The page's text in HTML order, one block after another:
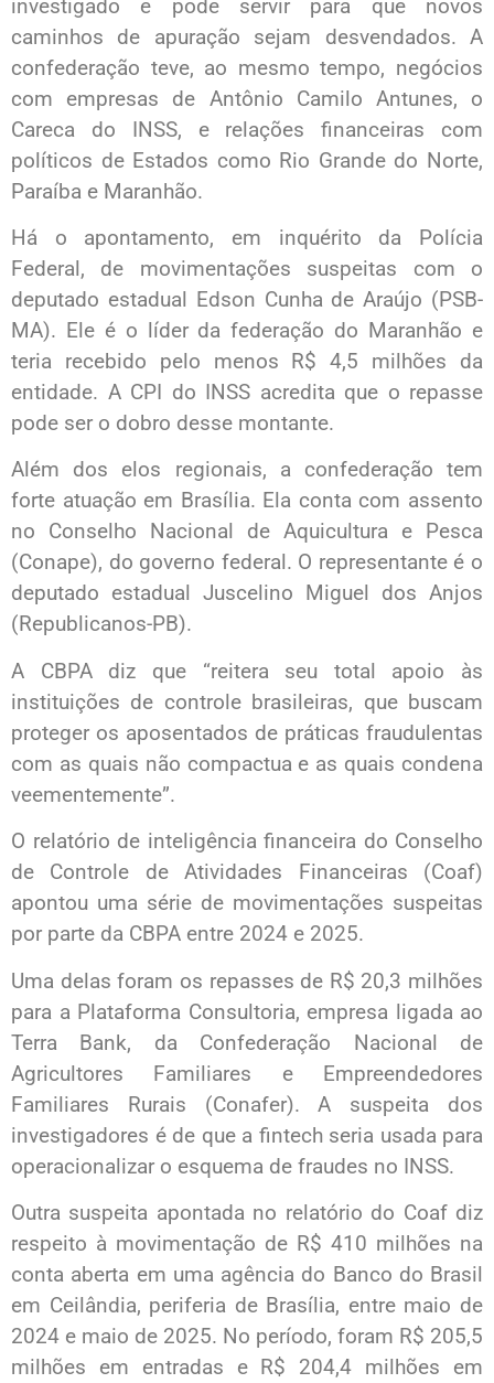
investigado e pode servir para que novos
caminhos de apuração sejam desvendados. A
confederação teve, ao mesmo tempo, negócios
com empresas de Antônio Camilo Antunes, o
Careca do INSS, e relações financeiras com
políticos de Estados como Rio Grande do Norte,
Paraíba e Maranhão.
Há o apontamento, em inquérito da Polícia
Federal, de movimentações suspeitas com o
deputado estadual Edson Cunha de Araújo (PSB-
MA). Ele é o líder da federação do Maranhão e
teria recebido pelo menos R$ 4,5 milhões da
entidade. A CPI do INSS acredita que o repasse
pode ser o dobro desse montante.
Além dos elos regionais, a confederação tem
forte atuação em Brasília. Ela conta com assento
no Conselho Nacional de Aquicultura e Pesca
(Conape), do governo federal. O representante é o
deputado estadual Juscelino Miguel dos Anjos
(Republicanos-PB).
A CBPA diz que “reitera seu total apoio às
instituições de controle brasileiras, que buscam
proteger os aposentados de práticas fraudulentas
com as quais não compactua e as quais condena
veementemente”.
O relatório de inteligência financeira do Conselho
de Controle de Atividades Financeiras (Coaf)
apontou uma série de movimentações suspeitas
por parte da CBPA entre 2024 e 2025.
Uma delas foram os repasses de R$ 20,3 milhões
para a Plataforma Consultoria, empresa ligada ao
Terra Bank, da Confederação Nacional de
Agricultores Familiares e Empreendedores
Familiares Rurais (Conafer). A suspeita dos
investigadores é de que a fintech seria usada para
operacionalizar o esquema de fraudes no INSS.
Outra suspeita apontada no relatório do Coaf diz
respeito à movimentação de R$ 410 milhões na
conta aberta em uma agência do Banco do Brasil
em Ceilândia, periferia de Brasília, entre maio de
2024 e maio de 2025. No período, foram R$ 205,5
milhões em entradas e R$ 204,4 milhões em